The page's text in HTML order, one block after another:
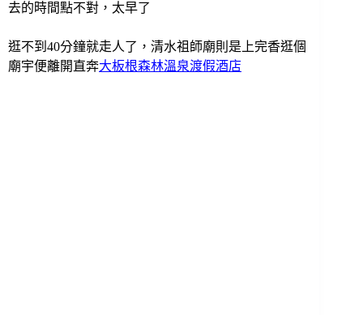
去的時間點不對，太早了
逛不到40分鐘就走人了，清水祖師廟則是上完香逛個
廟宇便離開直奔大板根森林溫泉渡假酒店